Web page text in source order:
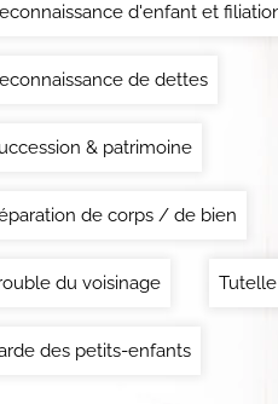
d'enfant et
de dettes
& patrimoine
de corps / de bien
du voisinage
des petits-enfants